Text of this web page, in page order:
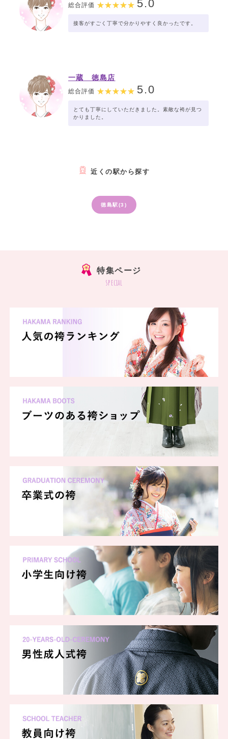
総合評価 5.0
接客がすごく丁寧で分かりやすく良かったです。
一蔵 徳島店
総合評価 5.0
とても丁寧にしていただきました。素敵な袴が見つ
かりました。
近くの駅から探す
徳島駅(3)
特集ページ
special